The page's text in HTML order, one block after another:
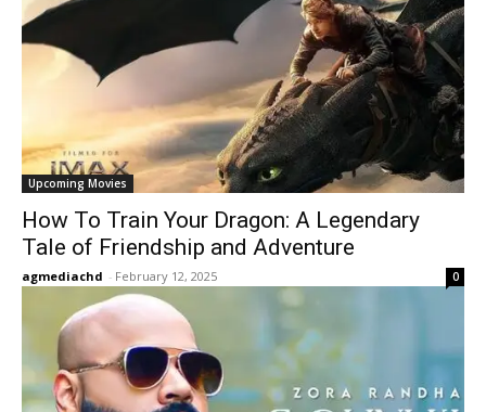
Upcoming Movies
How To Train Your Dragon: A Legendary
Tale of Friendship and Adventure
agmediachd - February 12, 2025 0